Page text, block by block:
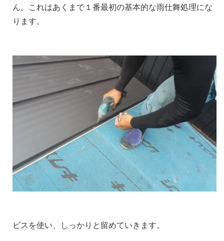
ん。これはあくまで１番最初の基本的な雨仕舞処理にな
ります。
ビスを使い、しっかりと留めていきます。